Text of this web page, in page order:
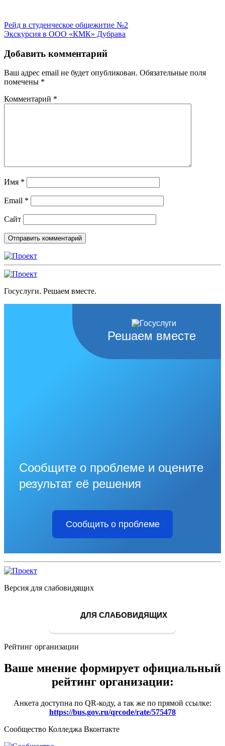
Навигация
по
записям
Рейд в студенческое общежитие №2
Экскурсия в ООО «КМК» Дубрава
Добавить комментарий
Ваш адрес email не будет опубликован. Обязательные поля
помечены *
Комментарий *
Имя *
Email *
Сайт
Госуслуги. Решаем вместе.
Решаем вместе
Сообщите о проблеме и оцените
результат её решения
Сообщить о проблеме
Версия для слабовидящих
ДЛЯ СЛАБОВИДЯЩИХ
Рейтинг организации
Ваше мнение формирует официальный
рейтинг организации:
Анкета доступна по QR-коду, а так же по прямой ссылке:
https://bus.gov.ru/qrcode/rate/575478
Сообщество Колледжа Вконтакте